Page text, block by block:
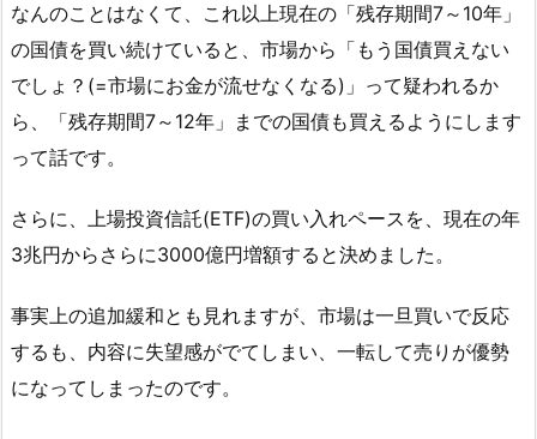
なんのことはなくて、これ以上現在の「残存期間7～10年」
の国債を買い続けていると、市場から「もう国債買えない
でしょ？(=市場にお金が流せなくなる)」って疑われるか
ら、「残存期間7～12年」までの国債も買えるようにします
って話です。
さらに、上場投資信託(ETF)の買い入れペースを、現在の年
3兆円からさらに3000億円増額すると決めました。
事実上の追加緩和とも見れますが、市場は一旦買いで反応
するも、内容に失望感がでてしまい、一転して売りが優勢
になってしまったのです。